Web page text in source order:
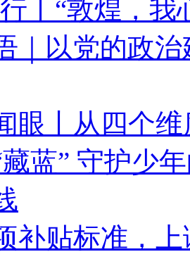
丨“敦煌，我
｜以党的政
眼丨从四个
蓝” 守护少
补贴标准，